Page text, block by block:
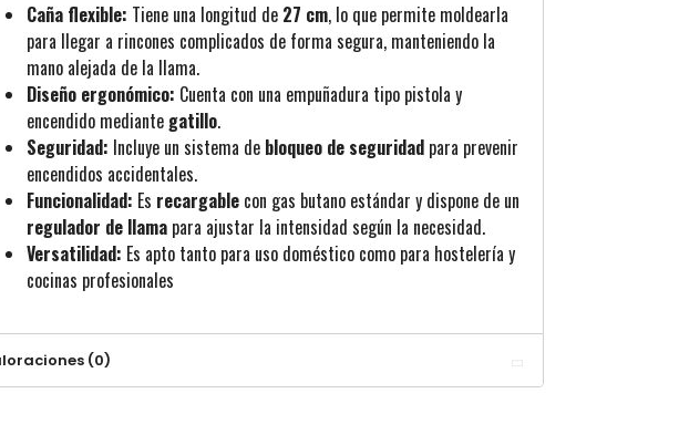
Caña flexible: Tiene una longitud de 27 cm, lo que permite moldearla
para llegar a rincones complicados de forma segura, manteniendo la
mano alejada de la llama.
Diseño ergonómico: Cuenta con una empuñadura tipo pistola y
encendido mediante gatillo.
Seguridad: Incluye un sistema de bloqueo de seguridad para prevenir
encendidos accidentales.
Funcionalidad: Es recargable con gas butano estándar y dispone de un
regulador de llama para ajustar la intensidad según la necesidad.
Versatilidad: Es apto tanto para uso doméstico como para hostelería y
cocinas profesionales
(0)